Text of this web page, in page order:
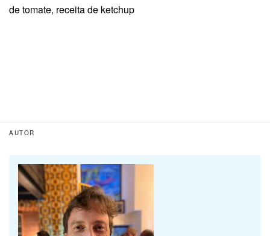
de tomate, receita de ketchup
AUTOR